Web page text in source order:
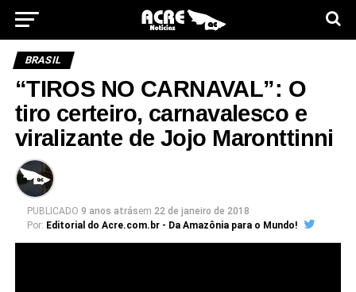
BRASIL
“TIROS NO CARNAVAL”: O
tiro certeiro, carnavalesco e
viralizante de Jojo Maronttinni
PUBLICADO 9 anos atrásem 22 de janeiro de 2018
Por: Editorial do Acre.com.br - Da Amazônia para o Mundo!